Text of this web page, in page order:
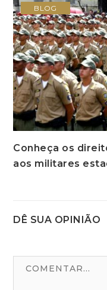
BLOG
Conheça os
aos militares
DÊ SUA OPINIÃO